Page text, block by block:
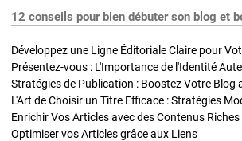
12 conseils pour bien débuter son blog et
Développez une Ligne Éditoriale Claire pour
Présentez-vous : L'Importance de l'Identité
L'Art de Choisir un Titre Efficace : Stratégies
Optimiser vos Articles grâce aux Liens